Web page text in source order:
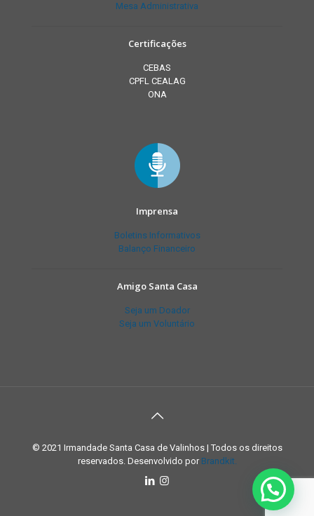
Mesa Administrativa
Certificações
CEBAS
CPFL CEALAG
ONA
Imprensa
Boletins Informativos
Balanço Financeiro
Amigo Santa Casa
Seja um Doador
Seja um Voluntário
© 2021 Irmandade Santa Casa de Valinhos | Todos os direitos
reservados. Desenvolvido por Brandkit.